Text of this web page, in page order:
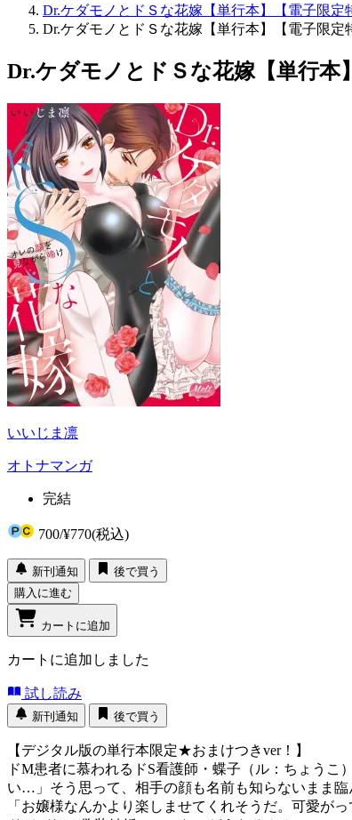
Dr.ケダモノとドＳな花嫁【単行本】【電子限定
Dr.ケダモノとドＳな花嫁【単行本】【電子限定
Dr.ケダモノとドＳな花嫁【単行本
いいじま凛
オトナマンガ
完結
700/¥770(税込)
新刊通知
後で買う
購入に進む
カートに追加
カートに追加しました
試し読み
新刊通知 後で買う
【デジタル版の単行本限定★おまけつきver！】
ドM患者に慕われるドS看護師・蝶子（ル：ちょう
い…」そう思って、相手の顔も名前も知らないまま
「お嬢様なんかより楽しませてくれそうだ。可愛がっ